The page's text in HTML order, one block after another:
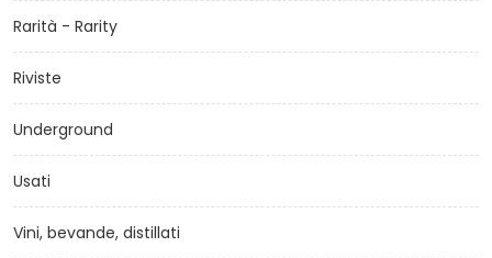
Rarità - Rarity
Riviste
Underground
Usati
Vini, bevande, distillati